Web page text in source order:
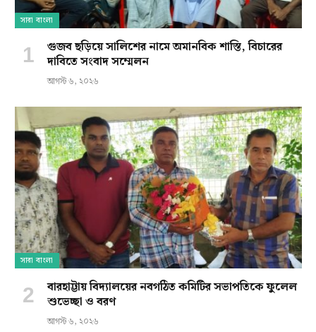
সারা বাংলা
গুজব ছড়িয়ে সালিশের নামে অমানবিক শাস্তি, বিচারের
দাবিতে সংবাদ সম্মেলন
আগস্ট ৬, ২০২৬
সারা বাংলা
বারহাট্টায় বিদ্যালয়ের নবগঠিত কমিটির সভাপতিকে ফুলেল
শুভেচ্ছা ও বরণ
আগস্ট ৬, ২০২৬